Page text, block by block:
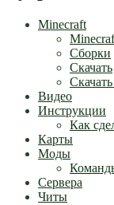
Minecraft
Сборки
Скачать
Видео
Инструкции
Как
Карты
Моды
Сервера
Читы